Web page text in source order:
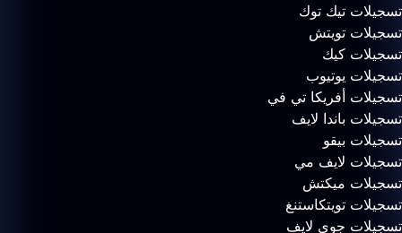
تسجيلات تيك توك
تسجيلات تويتش
تسجيلات كيك
تسجيلات يوتيوب
تسجيلات أفريكا تي في
تسجيلات باندا لايف
تسجيلات بيقو
تسجيلات لايف مي
تسجيلات ميكتش
تسجيلات تويتكاستنغ
تسجيلات جوي لايف